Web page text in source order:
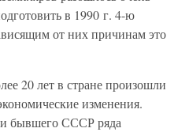
в 1990 г. 4-ю
от них причинам это
20 лет в стране произошли
изменения.
бывшего СССР ряда